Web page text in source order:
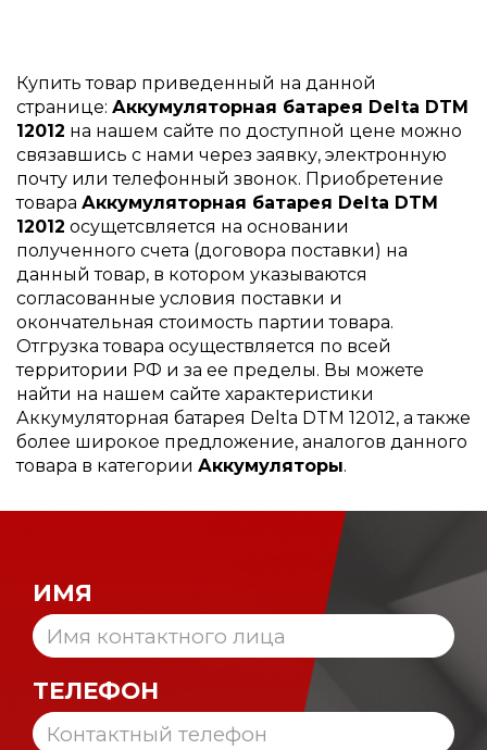
Купить товар приведенный на данной
странице: Аккумуляторная батарея Delta DTM
12012 на нашем сайте по доступной цене можно
связавшись с нами через заявку, электронную
почту или телефонный звонок. Приобретение
товара Аккумуляторная батарея Delta DTM
12012 осущетсвляется на основании
полученного счета (договора поставки) на
данный товар, в котором указываются
согласованные условия поставки и
окончательная стоимость партии товара.
Отгрузка товара осуществляется по всей
территории РФ и за ее пределы. Вы можете
найти на нашем сайте характеристики
Аккумуляторная батарея Delta DTM 12012, а также
более широкое предложение, аналогов данного
товара в категории Аккумуляторы.
ИМЯ
ТЕЛЕФОН